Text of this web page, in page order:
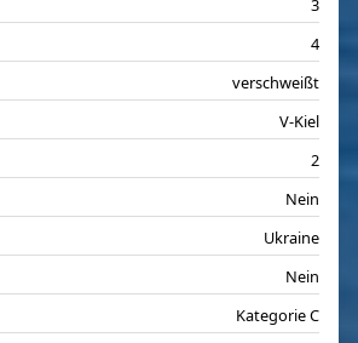
3
4
verschweißt
V-Kiel
2
Nein
Ukraine
Nein
Kategorie C